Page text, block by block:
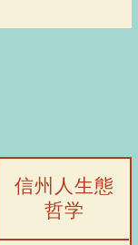
信州人生態
哲学